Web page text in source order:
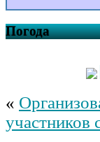
Погода
«
участников